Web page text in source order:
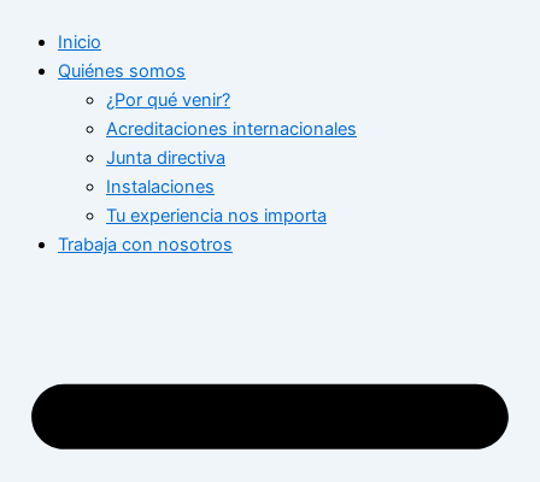
contenido
Inicio
Quiénes somos
¿Por qué venir?
Acreditaciones internacionales
Junta directiva
Instalaciones
Tu experiencia nos importa
Trabaja con nosotros